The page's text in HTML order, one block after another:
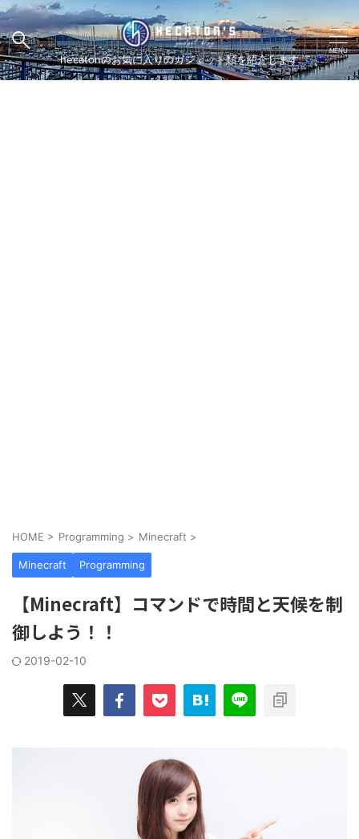
hecatonのお気に入りのガジェット類を紹介します
HOME > Programming > Minecraft >
Minecraft Programming
【Minecraft】コマンドで時間と天候を制
御しよう！！
2019-02-10